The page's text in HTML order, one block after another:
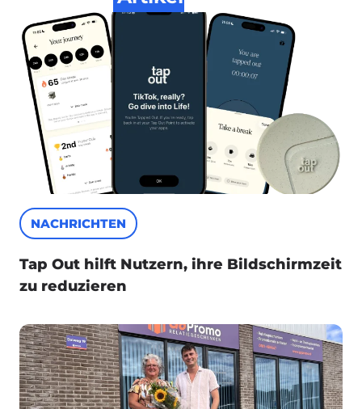
NACHRICHTEN
Tap Out hilft Nutzern, ihre Bildschirmzeit
zu reduzieren